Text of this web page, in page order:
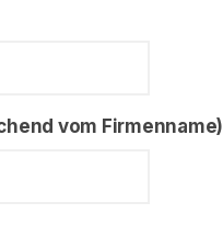
vom Firmenname)